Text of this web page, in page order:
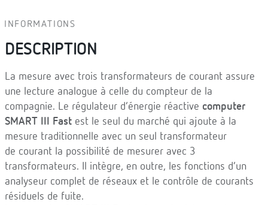
INFORMATIONS
DESCRIPTION
La mesure avec trois transformateurs de courant assure
une lecture analogue à celle du compteur de la
compagnie. Le régulateur d’énergie réactive computer
SMART III Fast est le seul du marché qui ajoute à la
mesure traditionnelle avec un seul transformateur
de courant la possibilité de mesurer avec 3
transformateurs. Il intègre, en outre, les fonctions d’un
analyseur complet de réseaux et le contrôle de courants
résiduels de fuite.